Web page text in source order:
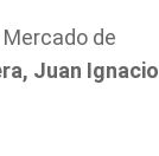
de
Juan Ignacio